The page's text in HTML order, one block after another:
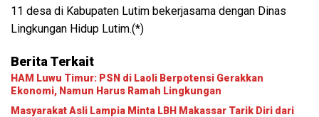
11 desa di Kabupaten Lutim bekerjasama dengan Dinas
Lingkungan Hidup Lutim.(*)
Berita Terkait
HAM Luwu Timur: PSN di Laoli Berpotensi Gerakkan
Ekonomi, Namun Harus Ramah Lingkungan
Masyarakat Asli Lampia Minta LBH Makassar Tarik Diri dari